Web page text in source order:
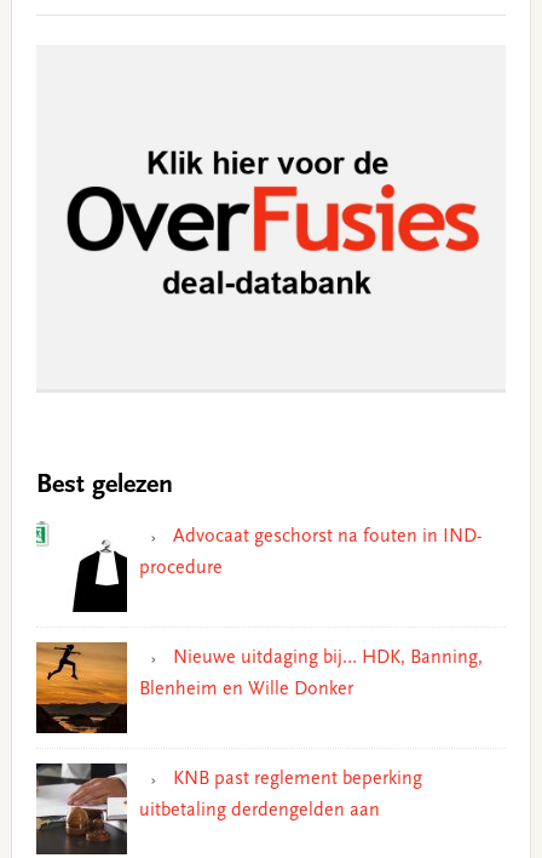
Best gelezen
Advocaat geschorst na fouten in IND-
procedure
Nieuwe uitdaging bij… HDK, Banning,
Blenheim en Wille Donker
KNB past reglement beperking
uitbetaling derdengelden aan